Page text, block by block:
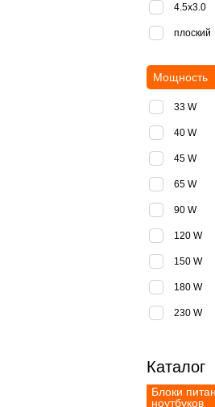
4.5x3.0
плоский
Мощность
33 W
40 W
45 W
65 W
90 W
120 W
150 W
180 W
230 W
Каталог
Блоки
ноутбуков